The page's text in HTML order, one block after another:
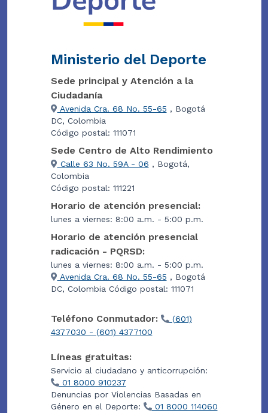
Ministerio del Deporte
Sede principal y Atención a la
Ciudadanía
Avenida Cra. 68 No. 55-65 , Bogotá
DC, Colombia
Código postal: 111071
Sede Centro de Alto Rendimiento
Calle 63 No. 59A - 06 , Bogotá,
Colombia
Código postal: 111221
Horario de atención presencial:
lunes a viernes: 8:00 a.m. - 5:00 p.m.
Horario de atención presencial
radicación - PQRSD:
lunes a viernes: 8:00 a.m. - 5:00 p.m.
Avenida Cra. 68 No. 55-65 , Bogotá
DC, Colombia Código postal: 111071
Teléfono Conmutador:
(601)
4377030 - (601) 4377100
Líneas gratuitas:
Servicio al ciudadano y anticorrupción:
01 8000 910237
Denuncias por Violencias Basadas en
Género en el Deporte:
01 8000 114060